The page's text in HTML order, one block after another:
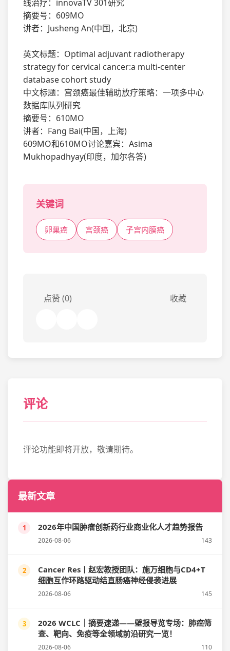
线治疗：innovaTV 301研究
摘要号：609MO
讲者：Jusheng An(中国，北京)
英文标题：Optimal adjuvant radiotherapy
strategy for cervical cancer:a multi-center
database cohort study
中文标题：宫颈癌最佳辅助放疗策略：一项多中心
数据库队列研究
摘要号：610MO
讲者：Fang Bai(中国，上海)
609MO和610MO讨论嘉宾：Asima
Mukhopadhyay(印度，加尔各答)
关键词
卵巢癌 宫颈癌 子宫内膜癌
点赞 (0) 收藏
评论
评论功能即将开放，敬请期待。
最新文章
1 2026年中国肿瘤创新药行业商业化人才趋势报告
2026-08-06 143
2
Cancer Res丨赵宏教授团队：施万细胞与CD4+T
细胞互作环路驱动结直肠癌神经侵袭进展
2026-08-06 145
3
2026 WCLC｜摘要速递——壁报导览专场：肺癌筛
查、靶向、免疫等全领域前沿研究一览！
2026-08-06 110